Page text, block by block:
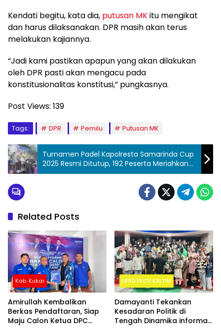
Kendati begitu, kata dia, putusan MKitu mengikat
dan harus dilaksanakan. DPR masih akan terus
melakukan kajiannya.
“Jadi kami pastikan apapun yang akan dilakukan
oleh DPR pasti akan mengacu pada
konstitusionalitas konstitusi,” pungkasnya.
Post Views: 139
Tags: DPR Pemilu Putusan MK
Turnamen Padel Kapolresta Samarinda Cup
2025 Resmi Ditutup, 192 Peserta Meriahkan
Peringatan Hari Bhayangkara ke-79
Related Posts
Kab. Kukar
Amirullah Kembalikan
Berkas Pendaftaran, Siap
Maju Calon Ketua DPC
DPRD PROV KALTIM
Damayanti Tekankan
Kesadaran Politik di
Tengah Dinamika informasi